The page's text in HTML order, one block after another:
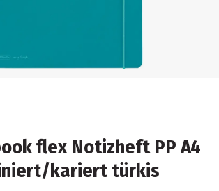
flex Notizheft PP A4
kariert türkis